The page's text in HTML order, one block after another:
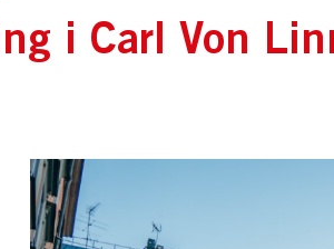
i Carl Von